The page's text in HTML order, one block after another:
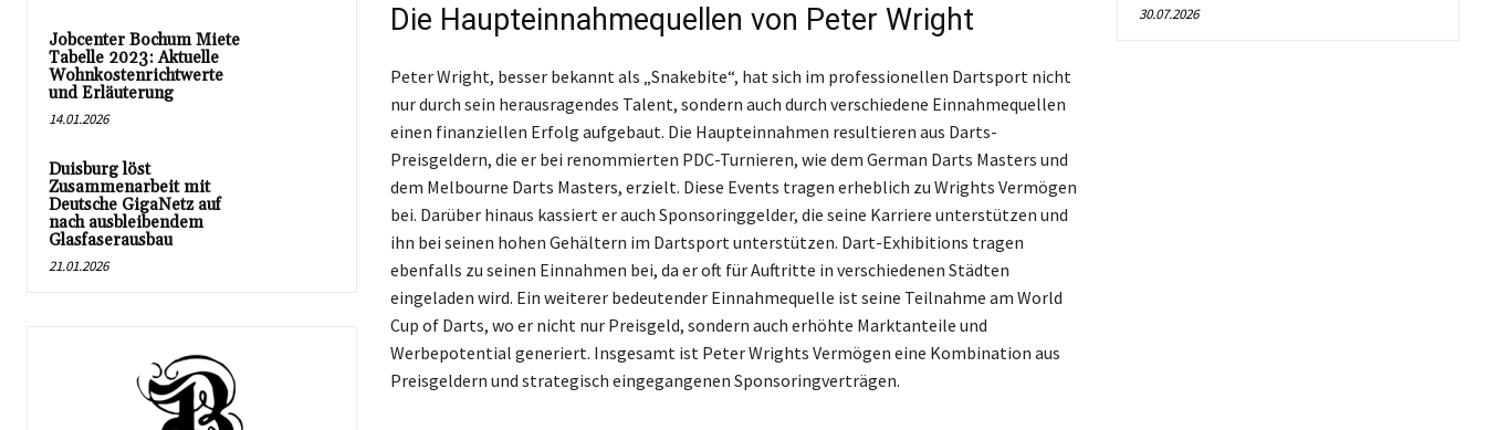
Jobcenter Bochum Miete
Tabelle 2023: Aktuelle
Wohnkostenrichtwerte
und Erläuterung
14.01.2026
Duisburg löst
Zusammenarbeit mit
Deutsche GigaNetz auf
nach ausbleibendem
Glasfaserausbau
21.01.2026
Die Haupteinnahmequellen von Peter Wright
Peter Wright, besser bekannt als „Snakebite“, hat sich im professionellen Dartsport nicht
nur durch sein herausragendes Talent, sondern auch durch verschiedene Einnahmequellen
einen finanziellen Erfolg aufgebaut. Die Haupteinnahmen resultieren aus Darts-
Preisgeldern, die er bei renommierten PDC-Turnieren, wie dem German Darts Masters und
dem Melbourne Darts Masters, erzielt. Diese Events tragen erheblich zu Wrights Vermögen
bei. Darüber hinaus kassiert er auch Sponsoringgelder, die seine Karriere unterstützen und
ihn bei seinen hohen Gehältern im Dartsport unterstützen. Dart-Exhibitions tragen
ebenfalls zu seinen Einnahmen bei, da er oft für Auftritte in verschiedenen Städten
eingeladen wird. Ein weiterer bedeutender Einnahmequelle ist seine Teilnahme am World
Cup of Darts, wo er nicht nur Preisgeld, sondern auch erhöhte Marktanteile und
Werbepotential generiert. Insgesamt ist Peter Wrights Vermögen eine Kombination aus
Preisgeldern und strategisch eingegangenen Sponsoringverträgen.
30.07.2026